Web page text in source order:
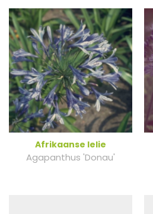
Afrikaanse lelie
Agapanthus 'Donau'